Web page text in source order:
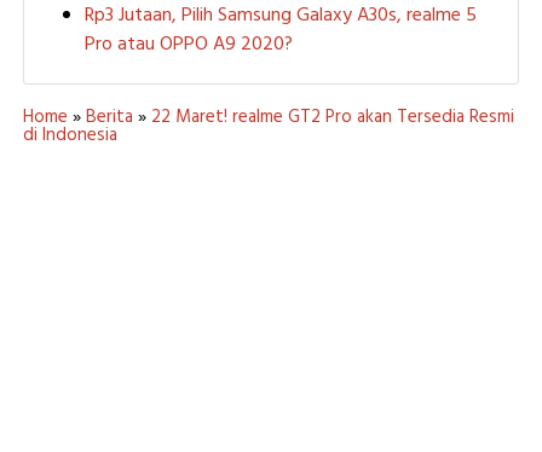
Rp3 Jutaan, Pilih Samsung Galaxy A30s, realme 5
Pro atau OPPO A9 2020?
Home »Berita » 22 Maret! realme GT2 Pro akan Tersedia Resmi
di Indonesia